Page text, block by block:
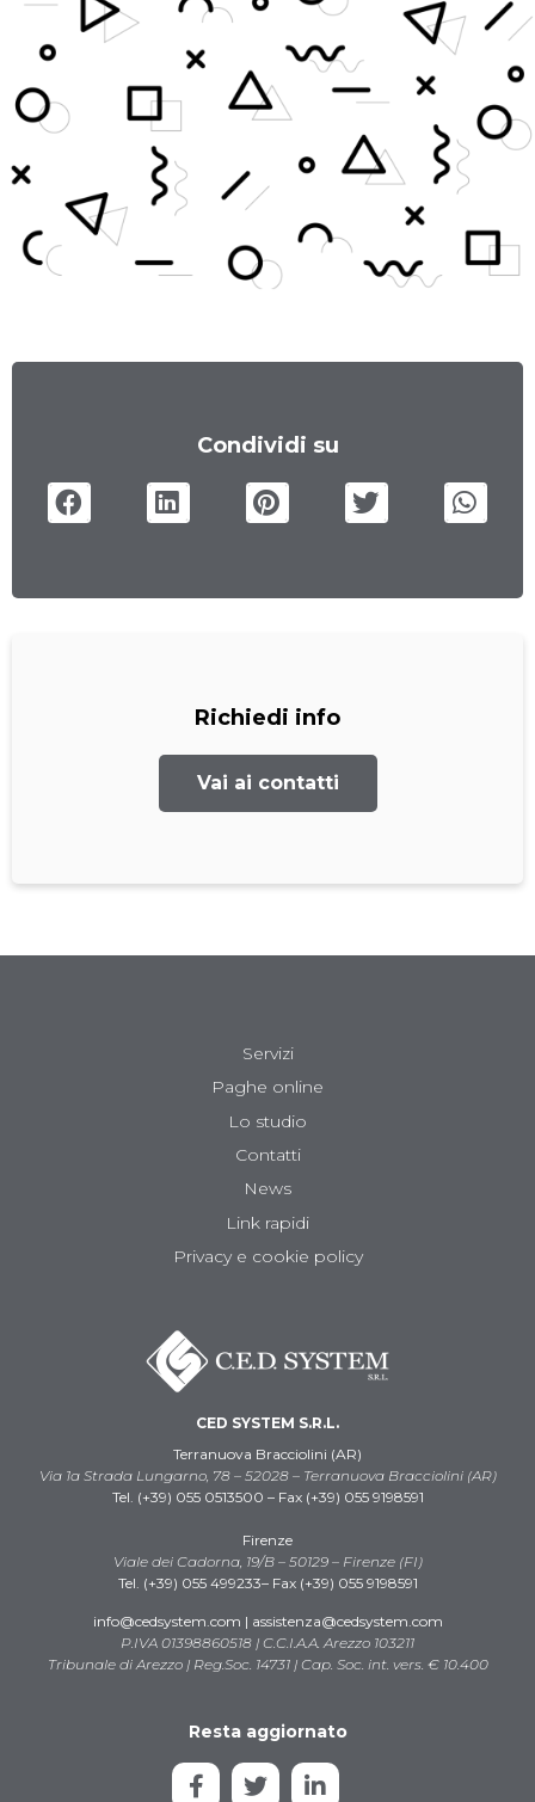
Condividi su
Richiedi info
Vai ai contatti
Servizi
Paghe online
Lo studio
Contatti
News
Link rapidi
Privacy e cookie policy
CED SYSTEM S.R.L.
Terranuova Bracciolini (AR)
Via 1a Strada Lungarno, 78 – 52028 – Terranuova Bracciolini (AR)
Tel. (+39) 055 0513500 – Fax (+39) 055 9198591
Firenze
Viale dei Cadorna, 19/B – 50129 – Firenze (FI)
Tel. (+39) 055 499233– Fax (+39) 055 9198591
info@cedsystem.com | assistenza@cedsystem.com
P.IVA 01398860518 | C.C.I.A.A. Arezzo 103211
Tribunale di Arezzo | Reg.Soc. 14731 | Cap. Soc. int. vers. € 10.400
Resta aggiornato